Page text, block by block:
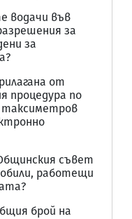
водачи във
за
за
от
процедура по
таксиметров
съвет
работещи
брой на